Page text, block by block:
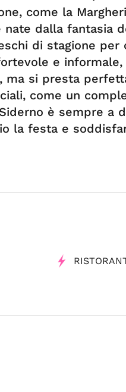
come la
nate dalla fantasia
di stagione
e
ma si presta
come un
è sempre a
la festa e